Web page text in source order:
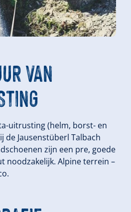
VAN
uitrusting (helm, borst- en
de Jausenstüberl Talbach
zijn een pre, goede
noodzakelijk. Alpine terrein –